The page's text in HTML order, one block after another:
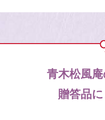
青木松風庵
贈答品